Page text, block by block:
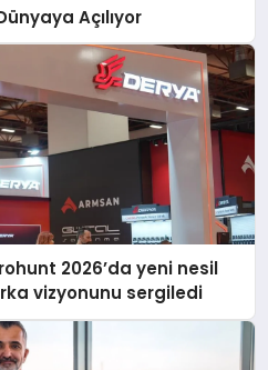
Açılıyor
2026’da yeni nesil
vizyonunu sergiledi